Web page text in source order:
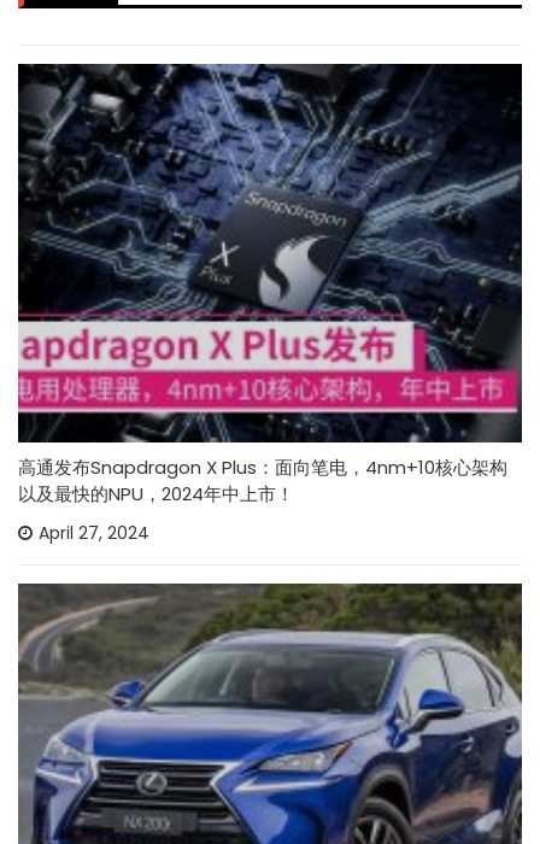
高通发布Snapdragon X Plus：面向笔电，4nm+10核心架构
以及最快的NPU，2024年中上市！
April 27, 2024